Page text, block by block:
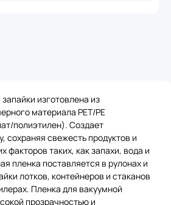
изготовлена из
материала PET/PE
полиэтилен). Создает
сохраняя свежесть продуктов и
факторов таких, как запахи, вода и
пленка поставляется в рулонах и
лотков, контейнеров и стаканов
Пленка для вакуумной
прозрачностью и